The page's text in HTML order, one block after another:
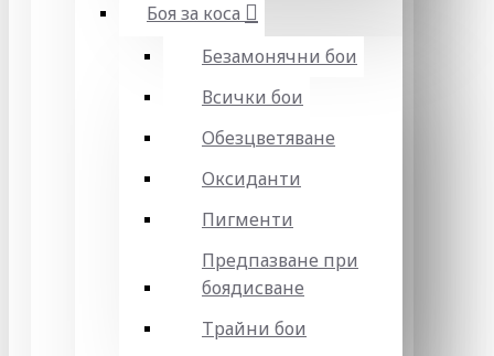
Боя за коса
Безамонячни бои
Всички бои
Обезцветяване
Оксиданти
Пигменти
Предпазване при
боядисване
Трайни бои